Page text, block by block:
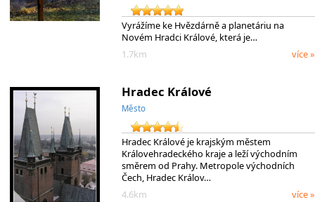
Vyrážíme ke Hvězdárně a planetáriu na
Novém Hradci Králové, která je…
1.7km
více »
Hradec Králové
Město
Hradec Králové je krajským městem
Královehradeckého kraje a leží východním
směrem od Prahy. Metropole východních
Čech, Hradec Králov…
4.6km
více »